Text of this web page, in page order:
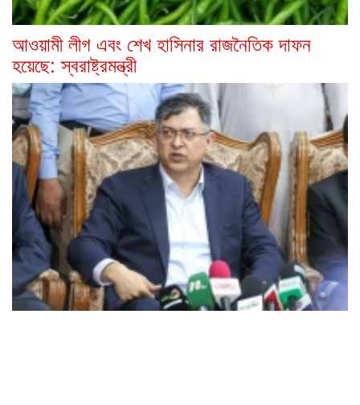
আওয়ামী লীগ এবং শেখ হাসিনার রাজনৈতিক দাফন
হয়েছে: স্বরাষ্ট্রমন্ত্রী